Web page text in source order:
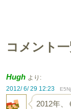
コメント
Hugh より:
2012/ 6/ 29 12:23
2012年、